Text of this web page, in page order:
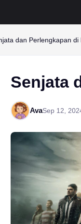
dan Perlengkapan di
Senjata
AvaSep 12,